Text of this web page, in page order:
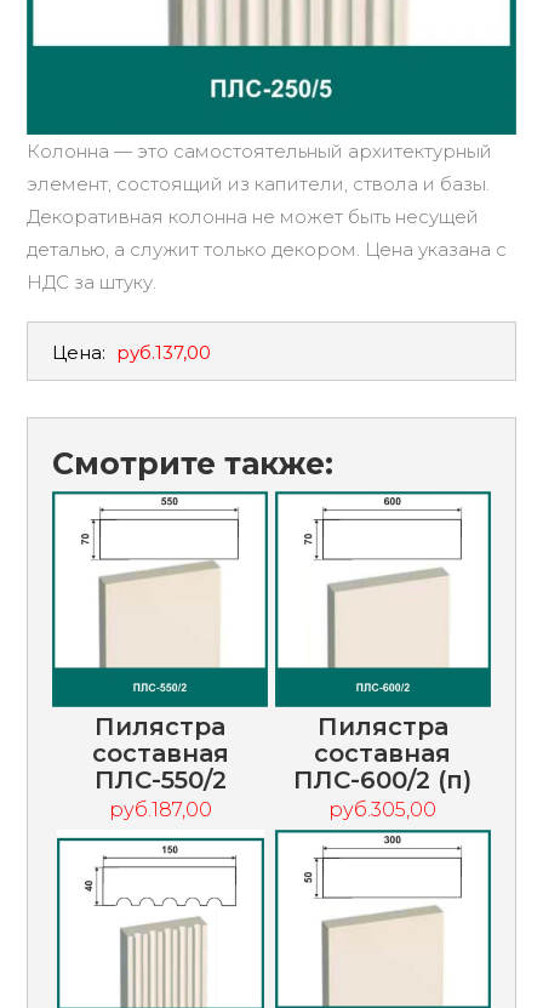
Колонна — это самостоятельный архитектурный
элемент, состоящий из капители, ствола и базы.
Декоративная колонна не может быть несущей
деталью, а служит только декором. Цена указана с
НДС за штуку.
Цена: руб.137,00
Смотрите также:
Пилястра
составная
ПЛС-550/2
руб.187,00
Пилястра
составная
ПЛС-600/2 (п)
руб.305,00